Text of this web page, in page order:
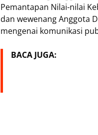
Pemantapan Nilai-nilai
dan wewenang Anggota
mengenai komunikasi
BACA JUGA: